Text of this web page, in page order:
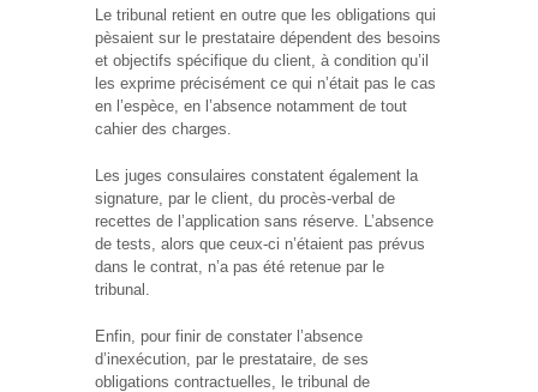
Le tribunal retient en outre que les obligations qui
pèsaient sur le prestataire dépendent des besoins
et objectifs spécifique du client, à condition qu’il
les exprime précisément ce qui n’était pas le cas
en l’espèce, en l’absence notamment de tout
cahier des charges.
Les juges consulaires constatent également la
signature, par le client, du procès-verbal de
recettes de l’application sans réserve. L’absence
de tests, alors que ceux-ci n’étaient pas prévus
dans le contrat, n’a pas été retenue par le
tribunal.
Enfin, pour finir de constater l’absence
d’inexécution, par le prestataire, de ses
obligations contractuelles, le tribunal de